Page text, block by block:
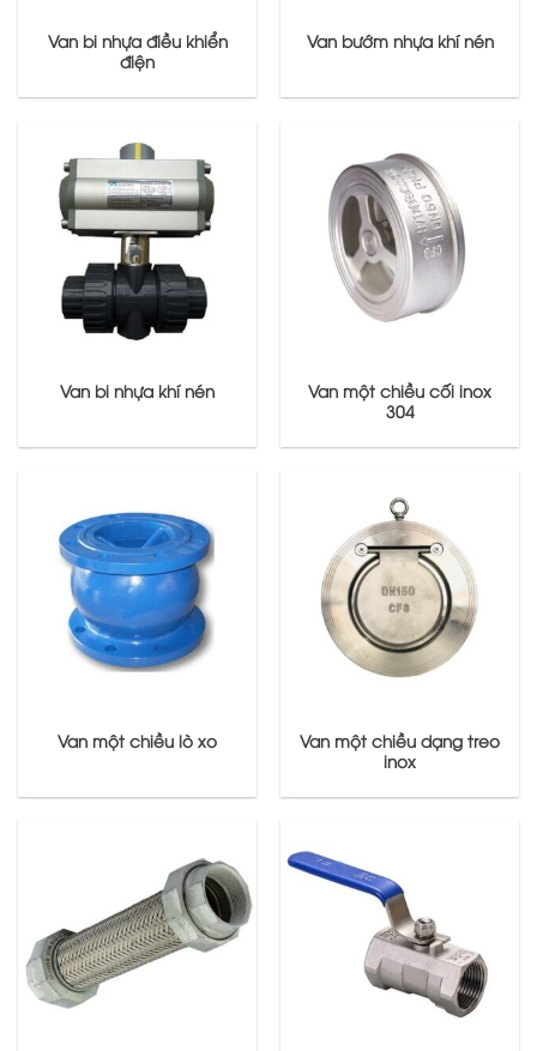
Van bi nhựa điều khiển
điện
Van bướm nhựa khí nén
Van bi nhựa khí nén
Van một chiều cối inox
304
Van một chiều lò xo
Van một chiều dạng treo
inox